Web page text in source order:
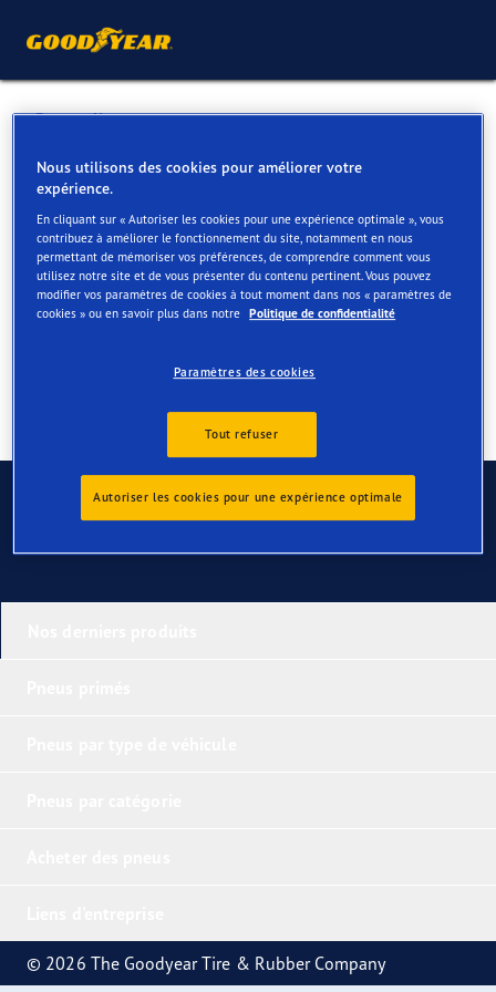
Retour liste
GARAGE REHEUL NV
Services disponibles en ligne et en magasin
Contact Services
Contactez-nous
© 2026 The Goodyear Tire & Rubber Company
Nous utilisons des cookies pour améliorer votre
expérience.
En cliquant sur « Autoriser les cookies pour une expérience optimale », vous
contribuez à améliorer le fonctionnement du site, notamment en nous
permettant de mémoriser vos préférences, de comprendre comment vous
utilisez notre site et de vous présenter du contenu pertinent. Vous pouvez
modifier vos paramètres de cookies à tout moment dans nos « paramètres de
cookies » ou en savoir plus dans notre Politique de confidentialité
Paramètres des cookies
Tout refuser
Autoriser les cookies pour une expérience optimale